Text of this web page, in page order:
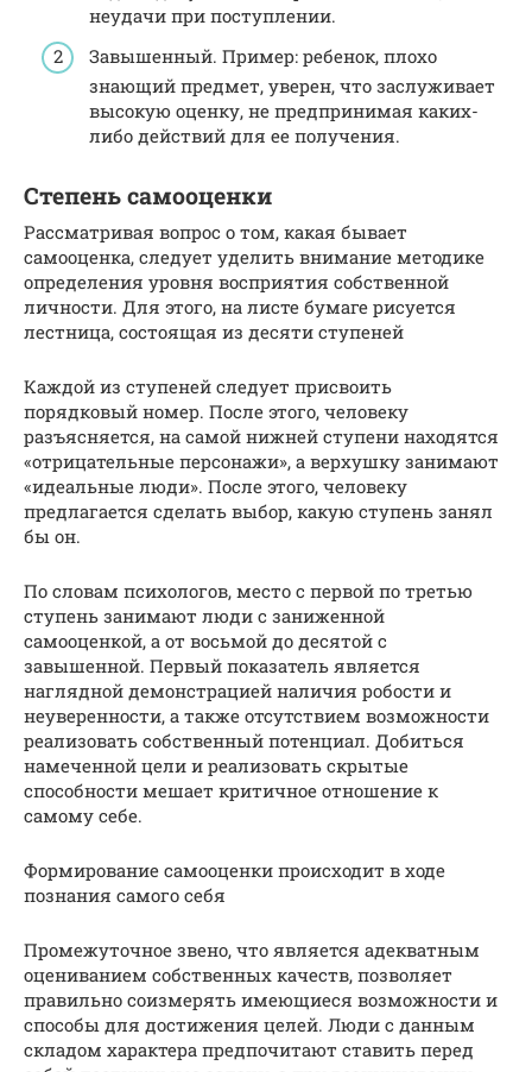
неудачи при поступлении.
Завышенный. Пример: ребенок, плохо
знающий предмет, уверен, что заслуживает
высокую оценку, не предпринимая каких-
либо действий для ее получения.
Степень самооценки
Рассматривая вопрос о том, какая бывает
самооценка, следует уделить внимание методике
определения уровня восприятия собственной
личности. Для этого, на листе бумаге рисуется
лестница, состоящая из десяти ступеней
Каждой из ступеней следует присвоить
порядковый номер. После этого, человеку
разъясняется, на самой нижней ступени находятся
«отрицательные персонажи», а верхушку занимают
«идеальные люди». После этого, человеку
предлагается сделать выбор, какую ступень занял
бы он.
По словам психологов, место с первой по третью
ступень занимают люди с заниженной
самооценкой, а от восьмой до десятой с
завышенной. Первый показатель является
наглядной демонстрацией наличия робости и
неуверенности, а также отсутствием возможности
реализовать собственный потенциал. Добиться
намеченной цели и реализовать скрытые
способности мешает критичное отношение к
самому себе.
Формирование самооценки происходит в ходе
познания самого себя
Промежуточное звено, что является адекватным
оцениванием собственных качеств, позволяет
правильно соизмерять имеющиеся возможности и
способы для достижения целей. Люди с данным
складом характера предпочитают ставить перед